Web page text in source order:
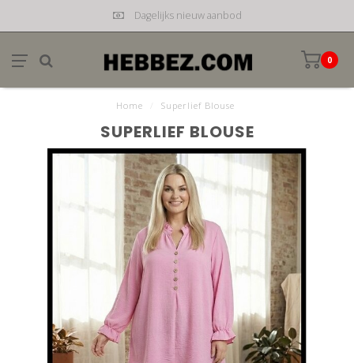
Dagelijks nieuw aanbod
0
Home Superlief Blouse
SUPERLIEF BLOUSE